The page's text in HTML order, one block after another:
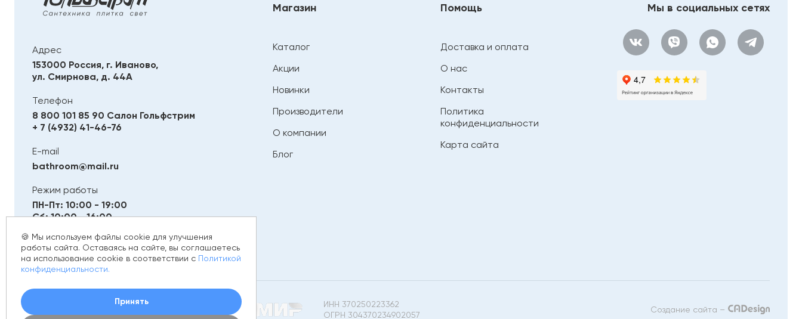
Адрес
153000 Россия, г. Иваново,
ул. Смирнова, д. 44А
Телефон
8 800 101 85 90 Салон Гольфстрим
+ 7 (4932) 41-46-76
E-mail
bathroom@mail.ru
Режим работы
ПН-Пт: 10:00 - 19:00
Сб: 10:00 - 16:00
Магазин
Каталог
Акции
Новинки
Производители
О компании
Блог
Помощь
Доставка и оплата
О нас
Контакты
Политика
конфиденциальности
Карта сайта
Мы в социальных сетях
ИНН 370250223362
ОГРН 304370234902057
Создание сайта –
🍪 Мы используем файлы cookie для улучшения
работы сайта. Оставаясь на сайте, вы соглашаетесь
на использование cookie в соответствии с Политикой
конфиденциальности.
Принять